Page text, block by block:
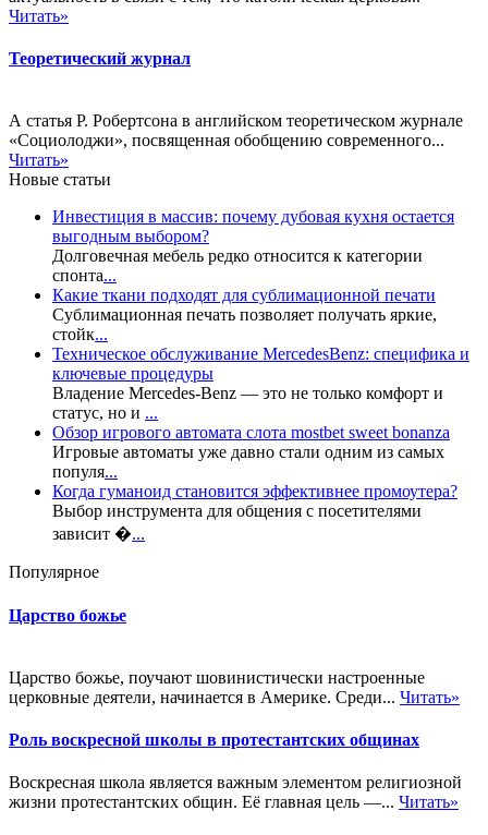
Читать»
Теоретический журнал
А статья Р. Робертсона в английском теоретическом журнале
«Социолоджи», посвященная обобщению современного...
Читать»
Новые статьи
Инвестиция в массив: почему дубовая кухня остается
выгодным выбором?
Долговечная мебель редко относится к категории
спонта...
Какие ткани подходят для сублимационной печати
Сублимационная печать позволяет получать яркие,
стойк...
Техническое обслуживание MercedesBenz: специфика и
ключевые процедуры
Владение Mercedes-Benz — это не только комфорт и
статус, но и ...
Обзор игрового автомата слота mostbet sweet bonanza
Игровые автоматы уже давно стали одним из самых
популя...
Когда гуманоид становится эффективнее промоутера?
Выбор инструмента для общения с посетителями
зависит �...
Популярное
Царство божье
Царство божье, поучают шовинистически настроенные
церковные деятели, начинается в Америке. Среди... Читать»
Роль воскресной школы в протестантских общинах
Воскресная школа является важным элементом религиозной
жизни протестантских общин. Её главная цель —... Читать»